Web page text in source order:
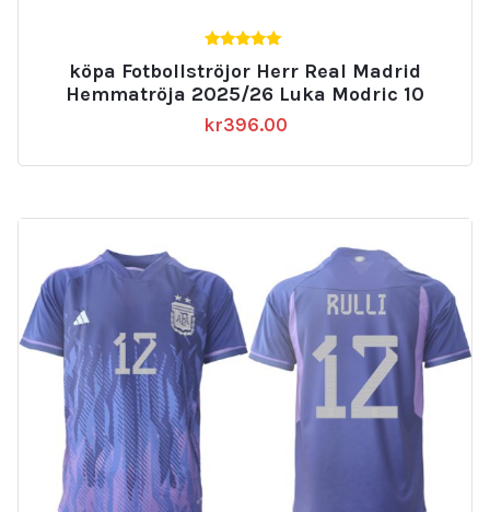
av 5
köpa Fotbollströjor Herr Real Madrid
Hemmatröja 2025/26 Luka Modric 10
kr396.00